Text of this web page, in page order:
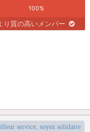
100%
り質の高いメンバー
service, soyez solidaire